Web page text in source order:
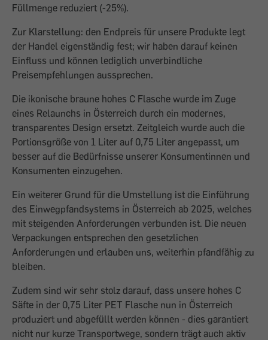
Füllmenge reduziert (-25%).
Zur Klarstellung: den Endpreis für unsere Produkte legt
der Handel eigenständig fest; wir haben darauf keinen
Einfluss und können lediglich unverbindliche
Preisempfehlungen aussprechen.
Die ikonische braune hohes C Flasche wurde im Zuge
eines Relaunchs in Österreich durch ein modernes,
transparentes Design ersetzt. Zeitgleich wurde auch die
Portionsgröße von 1 Liter auf 0,75 Liter angepasst, um
besser auf die Bedürfnisse unserer Konsumentinnen und
Konsumenten einzugehen.
Ein weiterer Grund für die Umstellung ist die Einführung
des Einwegpfandsystems in Österreich ab 2025, welches
mit steigenden Anforderungen verbunden ist. Die neuen
Verpackungen entsprechen den gesetzlichen
Anforderungen und erlauben uns, weiterhin pfandfähig zu
bleiben.
Zudem sind wir sehr stolz darauf, dass unsere hohes C
Säfte in der 0,75 Liter PET Flasche nun in Österreich
produziert und abgefüllt werden können - dies garantiert
nicht nur kurze Transportwege, sondern trägt auch aktiv